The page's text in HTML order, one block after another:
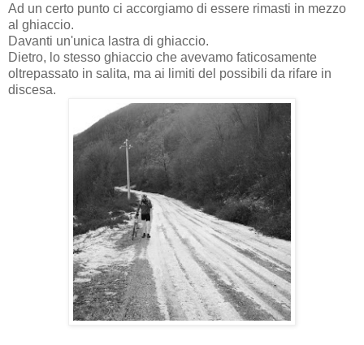
Ad un certo punto ci accorgiamo di essere rimasti in mezzo
al ghiaccio.
Davanti un'unica lastra di ghiaccio.
Dietro, lo stesso ghiaccio che avevamo faticosamente
oltrepassato in salita, ma ai limiti del possibili da rifare in
discesa.